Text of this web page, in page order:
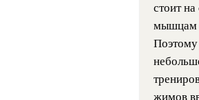
стоит
мышцам
Поэтому
жимов